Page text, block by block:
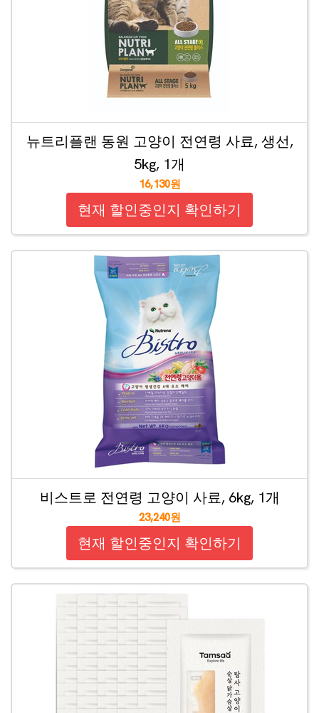
뉴트리플랜 동원 고양이 전연령 사료, 생선,
5kg, 1개
16,130원
현재 할인중인지 확인하기
비스트로 전연령 고양이 사료, 6kg, 1개
23,240원
현재 할인중인지 확인하기